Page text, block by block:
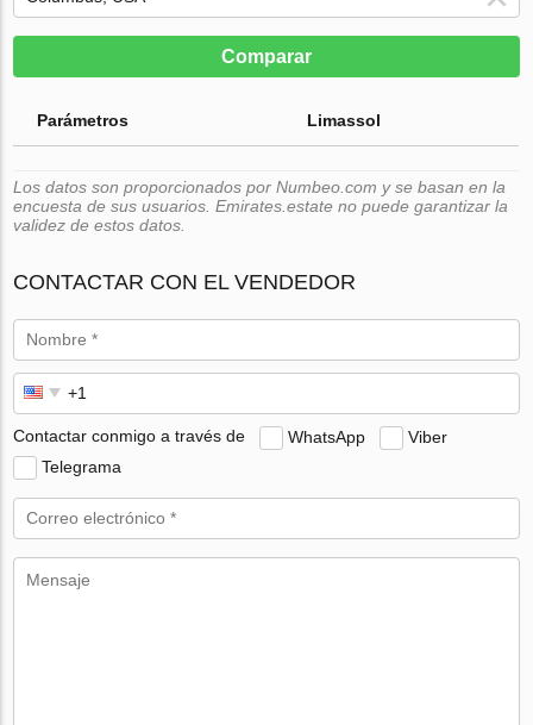
Comparar
Parámetros Limassol
Los datos son proporcionados por Numbeo.com y se basan en la
encuesta de sus usuarios. Emirates.estate no puede garantizar la
validez de estos datos.
CONTACTAR CON EL VENDEDOR
Contactar conmigo a través de WhatsApp
Viber
Telegrama